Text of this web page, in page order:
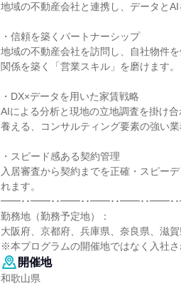
地域の不動産会社と連携し、データと
・信頼を築くパートナーシップ
地域の不動産会社を訪問し、自社物件
関係を築く「営業スキル」を磨けます。
・DX×データを用いた家賃戦略
AIによる分析と現地の立地調査を掛け
養える、コンサルティング要素の強い業
・スピード感ある契約管理
入居審査から契約までを正確・スピー
れます。
━━･･━━･･━━･･━━･･━━･･━━･
勤務地（勤務予定地）：
大阪府、京都府、兵庫県、奈良県、滋
※本プログラムの開催地ではなく入社さ
開催地
和歌山県